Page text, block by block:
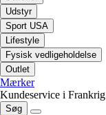
Udstyr
Sport USA
Lifestyle
Fysisk vedligeholdelse
Outlet
Mærker
Kundeservice i Frankrig
Søg